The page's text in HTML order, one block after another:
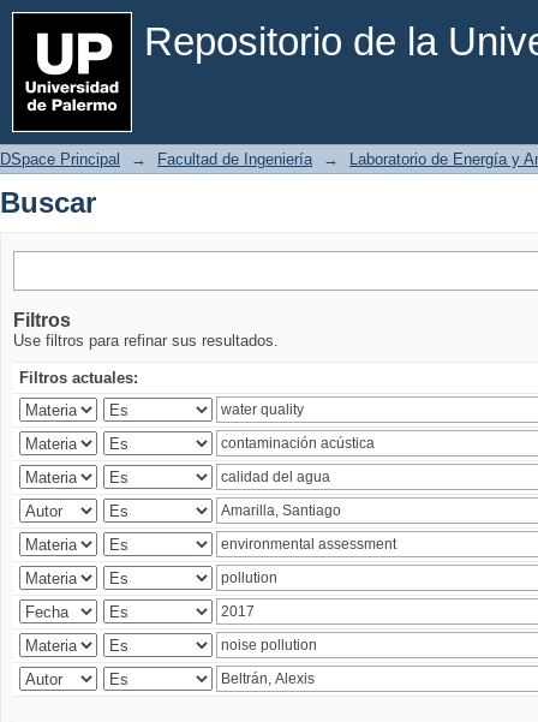
Repositorio de la
Buscar
DSpace Principal → Facultad de Ingeniería → Laboratorio de Energía y
Buscar
Filtros
Use filtros para refinar sus resultados.
Filtros actuales: